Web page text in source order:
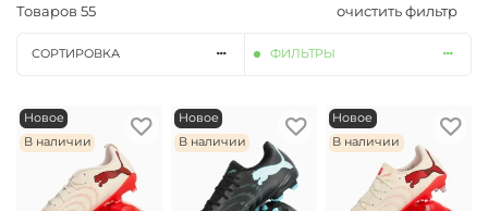
Товаров 55 очистить фильтр
СОРТИРОВКА ФИЛЬТРЫ
Новое
В наличии
Новое
В наличии
Новое
В наличии